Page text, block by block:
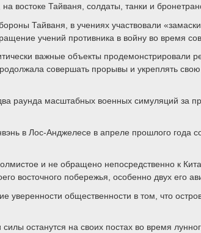
востоке Тайваня, солдаты, танки и
Тайваня, в учениях участвовали
учений противника в войну во время
важные объекты
совершать прорывы и укреплять
раунда масштабных военных симуляций за
в Лос-Анджелесе в апреле прошлого
и не обращено непосредственно к
восточного побережья, особенно двух его
уверенности общественности в том, что
останутся на своих постах во время